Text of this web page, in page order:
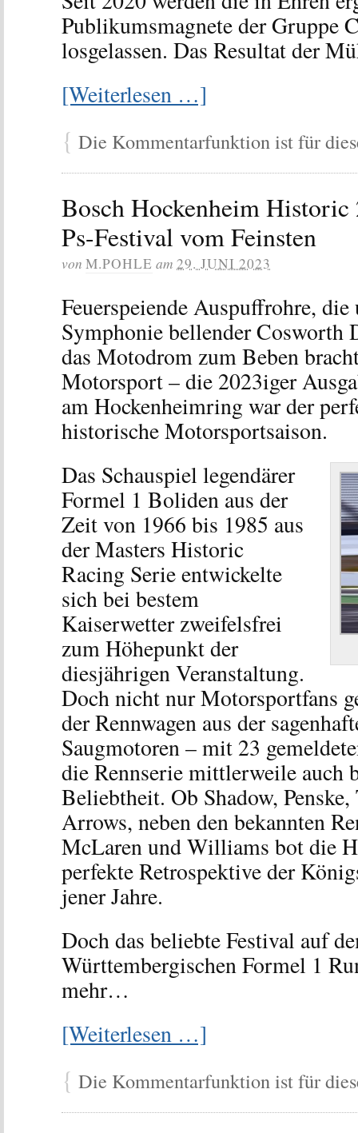
Publikumsmagnete der Gruppe
losgelassen. Das Resultat der
[Weiterlesen …]
{ Die Kommentarfunktion ist für
Bosch Hockenheim Historic
Ps-Festival vom Feinsten
von M.POHLE am 29. JUNI 2023
Feuerspeiende Auspuffrohre,
Symphonie bellender Cosworth
das Motodrom zum Beben
Motorsport – die 2023iger
am Hockenheimring war der
historische Motorsportsaison.
Das Schauspiel legendärer
Formel 1 Boliden aus der
Zeit von 1966 bis 1985 aus
der Masters Historic
Racing Serie entwickelte
sich bei bestem
Kaiserwetter zweifelsfrei
zum Höhepunkt der
diesjährigen Veranstaltung.
Doch nicht nur Motorsportfans
der Rennwagen aus der
Saugmotoren – mit 23
die Rennserie mittlerweile auch
Beliebtheit. Ob Shadow,
Arrows, neben den bekannten
McLaren und Williams bot die
perfekte Retrospektive der
jener Jahre.
Doch das beliebte Festival auf
Württembergischen Formel 1
mehr…
[Weiterlesen …]
{ Die Kommentarfunktion ist für